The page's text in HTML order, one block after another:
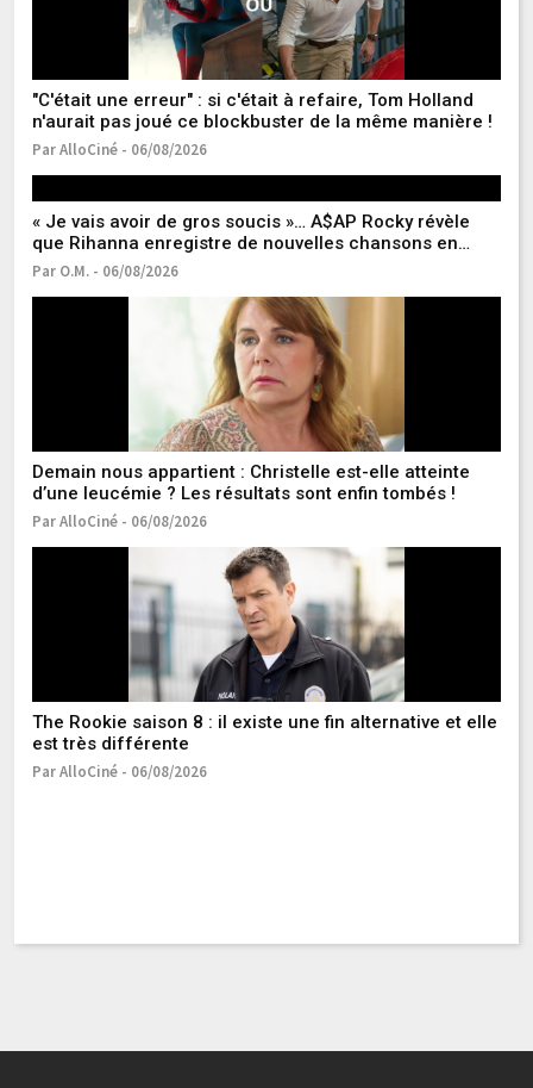
"C'était une erreur" : si c'était à refaire, Tom Holland
n'aurait pas joué ce blockbuster de la même manière !
Par AlloCiné - 06/08/2026
« Je vais avoir de gros soucis »… A$AP Rocky révèle
que Rihanna enregistre de nouvelles chansons en
studio
Par O.M. - 06/08/2026
Demain nous appartient : Christelle est-elle atteinte
d’une leucémie ? Les résultats sont enfin tombés !
Par AlloCiné - 06/08/2026
The Rookie saison 8 : il existe une fin alternative et elle
est très différente
Par AlloCiné - 06/08/2026